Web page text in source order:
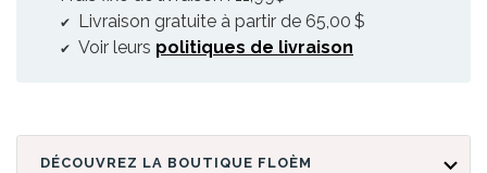
Livraison gratuite à partir de 65,00 $
Voir leurs politiques de livraison
DÉCOUVREZ LA BOUTIQUE FLOÈM